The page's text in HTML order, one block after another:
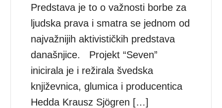
Predstava je to o važnosti borbe za
ljudska prava i smatra se jednom od
najvažnijih aktivističkih predstava
današnjice. Projekt “Seven”
inicirala je i režirala švedska
književnica, glumica i producentica
Hedda Krausz Sjögren […]